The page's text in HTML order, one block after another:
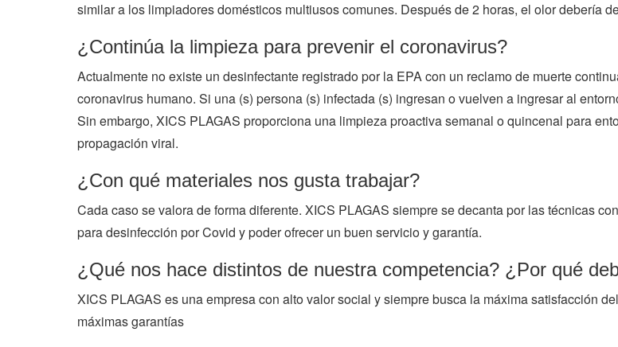
similar a los limpiadores domésticos multiusos comunes. Después de 2 horas, el olor debería
¿Continúa la limpieza para prevenir el coronavirus?
Actualmente no existe un desinfectante registrado por la EPA con un reclamo de muerte
coronavirus humano. Si una (s) persona (s) infectada (s) ingresan o vuelven a ingresar al
Sin embargo, XICS PLAGAS proporciona una limpieza proactiva semanal o quincenal para
propagación viral.
¿Con qué materiales nos gusta trabajar?
Cada caso se valora de forma diferente. XICS PLAGAS siempre se decanta por las técnicas
para desinfección por Covid y poder ofrecer un buen servicio y garantía.
¿Qué nos hace distintos de nuestra competencia? ¿Por qué
XICS PLAGAS es una empresa con alto valor social y siempre busca la máxima satisfacción
máximas garantías